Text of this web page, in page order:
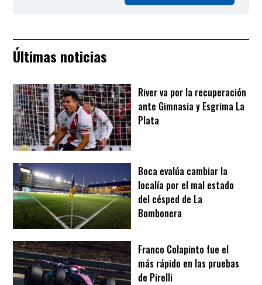
Últimas noticias
River va por la recuperación
ante Gimnasia y Esgrima La
Plata
Boca evalúa cambiar la
localía por el mal estado
del césped de La
Bombonera
Franco Colapinto fue el
más rápido en las pruebas
de Pirelli